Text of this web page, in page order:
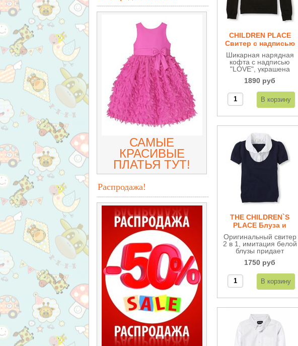
САМЫЕ
КРАСИВЫЕ
ПЛАТЬЯ ТУТ!
Распродажа!
CHILDREN PLACE
Свитер с надписью
Шикарная нарядная
кофта с надписью
"LOVE", украшена
очень эффектно.
Нежная тонкая вязка.
1890 руб
THE CHILDREN`S
PLACE Блуза и
свитер 2 в 1 ДВ110
Оригинальный свитер
2 в 1, имитация белой
блузы придает
Идеально подойдет
для занятий в школе.
1750 руб